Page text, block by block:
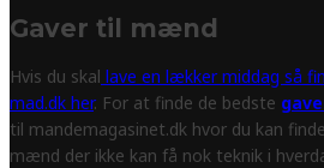
Gaver til mænd
Hvis du skal lave en lækker middag så
mad.dk her. For at finde de bedste
til mandemagasinet.dk hvor du kan
mænd der ikke kan få nok teknik i